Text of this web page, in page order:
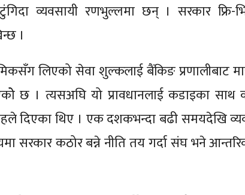
व्यवसायी रणभुल्लमा छन् । सरकार फ्रि-
।
लिएको सेवा शुल्कलाई बैंकिङ प्रणालीबाट
छ । त्यसअघि यो प्रावधानलाई कडाइका साथ
दिएका थिए । एक दशकभन्दा बढी समयदेखि
कठोर बन्ने नीति तय गर्दा संघ भने